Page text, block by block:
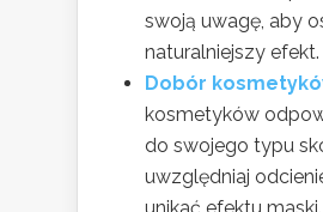
swoją uwagę, aby
naturalniejszy efekt.
Dobór
kosmetyków
do swojego typu
uwzględniaj